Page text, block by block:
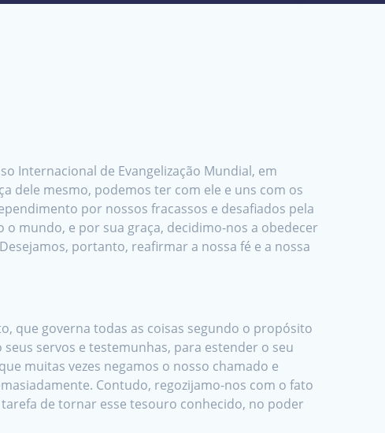
Internacional de Evangelização Mundial, em
dele mesmo, podemos ter com ele e uns com os
por nossos fracassos e desafiados pela
mundo, e por sua graça, decidimo-nos a obedecer
portanto, reafirmar a nossa fé e a nossa
que governa todas as coisas segundo o propósito
servos e testemunhas, para estender o seu
muitas vezes negamos o nosso chamado e
Contudo, regozijamo-nos com o fato
de tornar esse tesouro conhecido, no poder